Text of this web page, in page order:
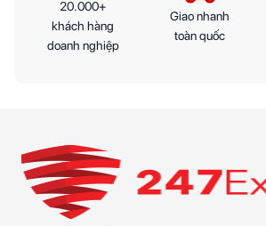
20.000+
khách hàng
doanh nghiệp
Giao nhanh
toàn quốc